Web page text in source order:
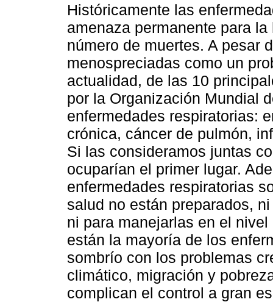
Históricamente las
amenaza permanente para
número de muertes. A pesar
menospreciadas como un
actualidad, de las 10
por la Organización Mundial
enfermedades respiratorias:
crónica, cáncer de pulmón,
Si las consideramos juntas
ocuparían el primer lugar.
enfermedades respiratorias
salud no están preparados,
ni para manejarlas en el
están la mayoría de los
sombrío con los problemas
climático, migración y
complican el control a gran